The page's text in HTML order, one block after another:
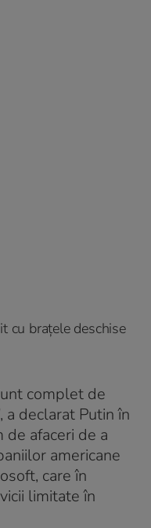
cu brațele deschise
complet de
a declarat Putin în
afaceri de a
americane
care în
limitate în